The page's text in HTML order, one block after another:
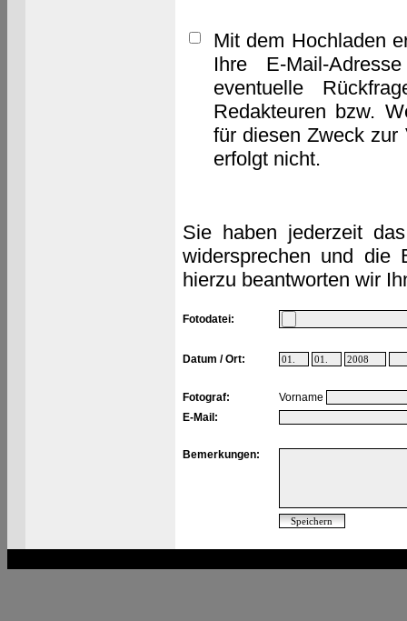
Mit dem Hochladen
Ihre E-Mail-
eventuelle
Redakteuren bzw.
für diesen Zweck zur
erfolgt nicht.
Sie haben jederzeit
widersprechen und die
hierzu beantworten wir
Fotodatei:
Datum / Ort:
Fotograf:
Vorname
E-Mail:
Bemerkungen: